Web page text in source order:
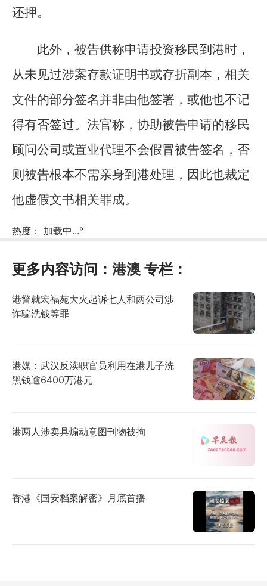
还押。
此外，被告供称申请投资移民到港时，
从未见过涉案存款证明书或存折副本，相关
文件的部分签名并非由他签署，或他也不记
得有否签过。法官称，协助被告申请的移民
顾问公司或置业代理不会假冒被告签名，否
则被告根本不需亲身到港处理，因此也裁定
他虚假文书相关罪成。
热度： 加载中...°
更多内容访问： 港澳 专栏：
港警就宏福苑大火起诉七人和两公司涉
诈骗洗钱等罪
港媒：武汉反渎职官员利用在港儿子洗
黑钱逾6400万港元
港两人涉卖具煽动意图刊物被拘
香港《国安档案解密》月底首播